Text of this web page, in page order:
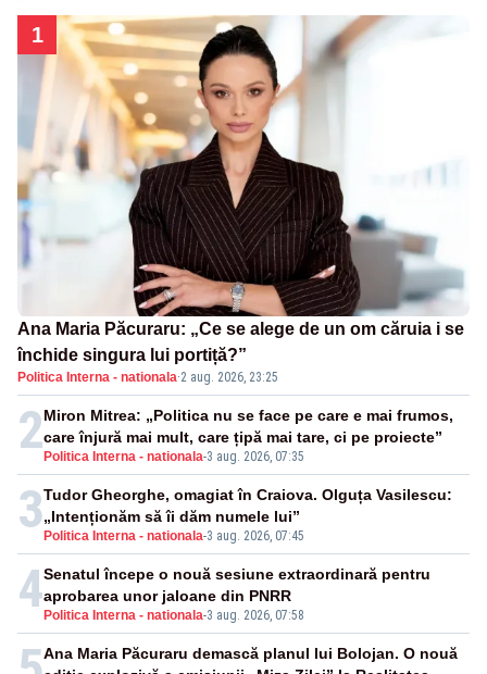
1
Ana Maria Păcuraru: „Ce se alege de un om căruia i se
închide singura lui portiță?”
Politica Interna - nationala·2 aug. 2026, 23:25
2 Politica Interna - nationala-3 aug. 2026, 07:35
Miron Mitrea: „Politica nu se face pe care e mai frumos,
care înjură mai mult, care țipă mai tare, ci pe proiecte”
3 Politica Interna - nationala-3 aug. 2026, 07:45
Tudor Gheorghe, omagiat în Craiova. Olguța Vasilescu:
„Intenționăm să îi dăm numele lui”
4 Politica Interna - nationala-3 aug. 2026, 07:58
Senatul începe o nouă sesiune extraordinară pentru
aprobarea unor jaloane din PNRR
Ana Maria Păcuraru demască planul lui Bolojan. O nouă